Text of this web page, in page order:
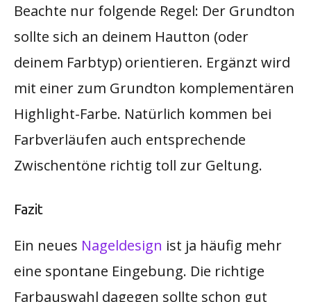
Beachte nur folgende Regel: Der Grundton
sollte sich an deinem Hautton (oder
deinem Farbtyp) orientieren. Ergänzt wird
mit einer zum Grundton komplementären
Highlight-Farbe. Natürlich kommen bei
Farbverläufen auch entsprechende
Zwischentöne richtig toll zur Geltung.
Fazit
Ein neues Nageldesign ist ja häufig mehr
eine spontane Eingebung. Die richtige
Farbauswahl dagegen sollte schon gut